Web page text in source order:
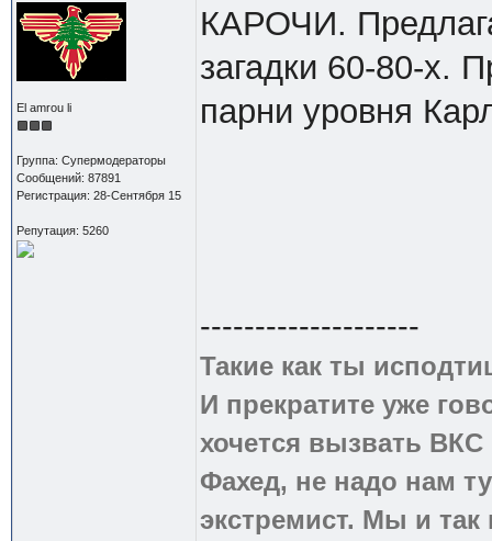
El amrou li
Группа: Супермодераторы
Сообщений: 87891
Регистрация: 28-Сентября 15
Репутация: 5260
КАРОЧИ.
загадки 60-80-х.
парни уровня
--------------------
Такие как ты
И прекратите уже
хочется вызвать
Фахед, не надо нам
экстремист. Мы и